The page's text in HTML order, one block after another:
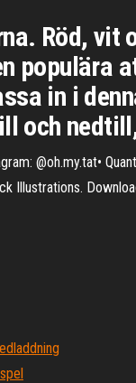
Röd,
populära
in i
och
@oh.my.tat•
Illustrations.